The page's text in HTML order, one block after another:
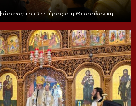
του Σωτήρος στη Θεσσαλονίκη